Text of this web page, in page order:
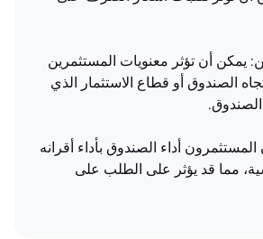
يمكن أن تؤثر معنويات المستثمرين
تجاه الصندوق أو قطاع الاستثمار الذي
المستثمرون أداء الصندوق بأداء أقرانه
مما قد يؤثر على الطلب على